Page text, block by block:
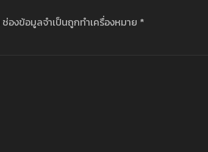
ช่องข้อมูลจำเป็นถูกทำเครื่องหมาย *